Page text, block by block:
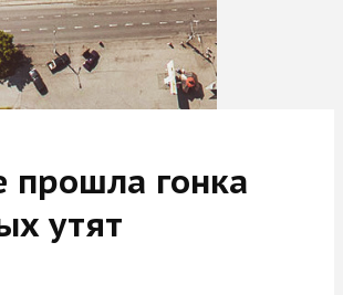
прошла гонка
утят